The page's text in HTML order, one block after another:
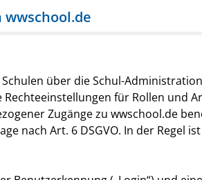
über die Schul-
für Rollen und
Zugänge zu wwschool.de
nach Art. 6 DSGVO. In der Regel